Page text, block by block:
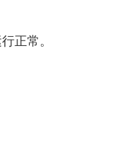
正常。